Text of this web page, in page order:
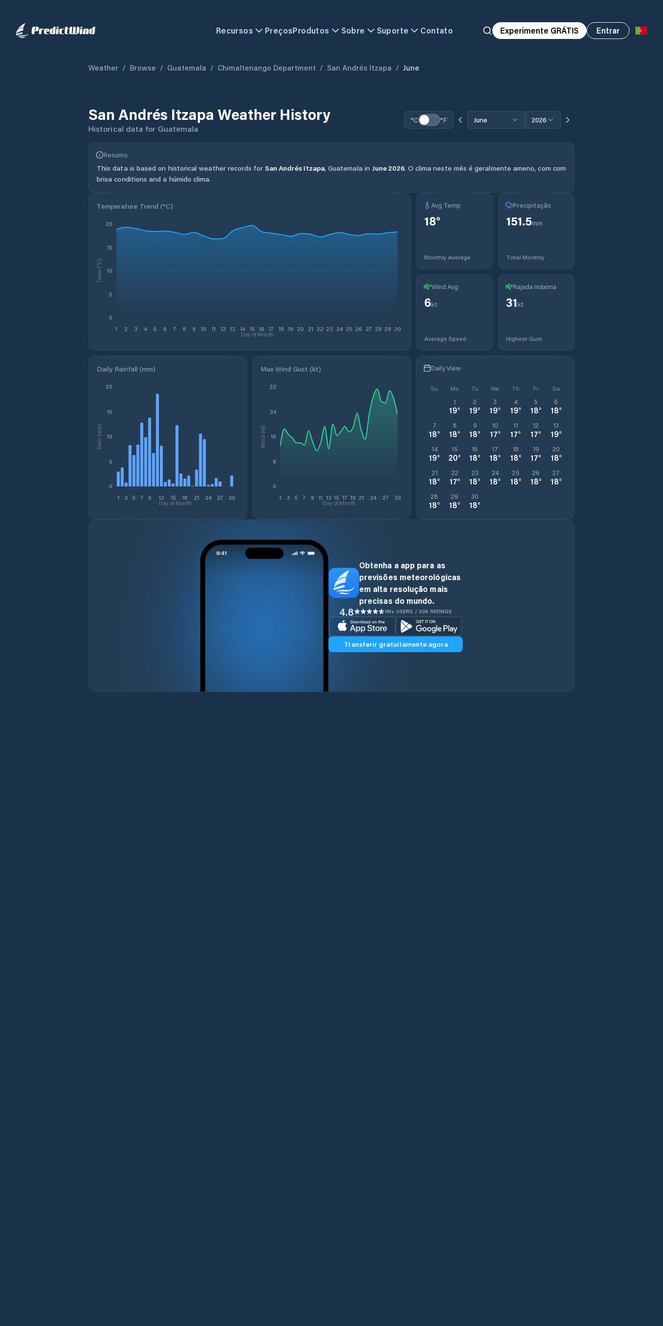
Recursos PreçosProdutos Sobre Suporte Contato Experimente GRÁTIS Entrar
Weather / Browse / Guatemala / Chimaltenango Department / San Andrés Itzapa / June
San Andrés Itzapa Weather History
Historical data for Guatemala
°C °F June 2026
Resumo
This data is based on historical weather records for San Andrés Itzapa, Guatemala in June2026. O clima neste mês é geralmente ameno, com com
brisa conditions and a húmido clima.
Temperature Trend (°C)
1 2 3 4 5 6 7 8 9 10 11 12 13 14 15 16 17 18 19 20 21 22 23 24 25 26 27 28 29 30
Day of Month
0
5
10
15
20
Temp (°C)
Avg Temp
18°
Monthly Average
Precipitação
151.5mm
Total Monthly
Wind Avg
6kt
Average Speed
Rajada máxima
31kt
Highest Gust
Daily Rainfall (mm)
1 3 5 7 9 12 15 18 21 24 27 30
Day of Month
0
5
10
15
20
Rain (mm)
Max Wind Gust (kt)
1 3 5 7 9 11 13 15 17 19 21 24 27 30
Day of Month
0
8
16
24
32
Wind (kt)
Daily View
Su Mo Tu We Th Fr Sa
1
19°
2
19°
3
19°
4
19°
5
18°
6
18°
7
18°
8
18°
9
18°
10
17°
11
17°
12
17°
13
19°
14
19°
15
20°
16
18°
17
18°
18
18°
19
17°
20
18°
21
18°
22
17°
23
18°
24
18°
25
18°
26
18°
27
18°
28
18°
29
18°
30
18°
Obtenha a app para as
previsões meteorológicas
em alta resolução mais
precisas do mundo.
4.8 1M+ USERS / 30K RATINGS
Transferir gratuitamente agora